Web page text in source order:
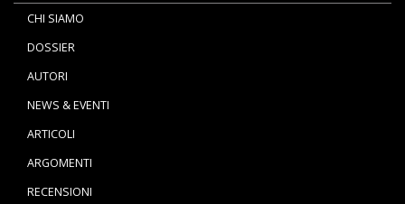
CHI SIAMO
DOSSIER
AUTORI
NEWS & EVENTI
ARTICOLI
ARGOMENTI
RECENSIONI